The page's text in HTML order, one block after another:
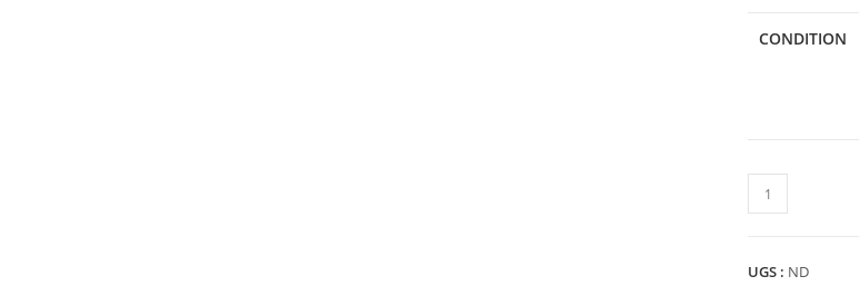
CONDITION
quantité
de
-UGS : ND